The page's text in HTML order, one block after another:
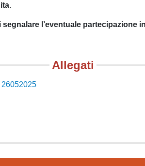
.
segnalare l’eventuale partecipazione
Allegati